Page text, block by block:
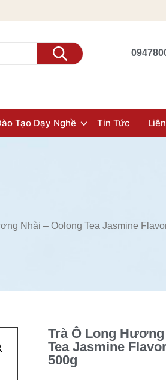
Tạo Dạy Nghề Tin Tức
Nhài – Oolong Tea Jasmine
Trà Ô Long
Tea Jasmine
500g